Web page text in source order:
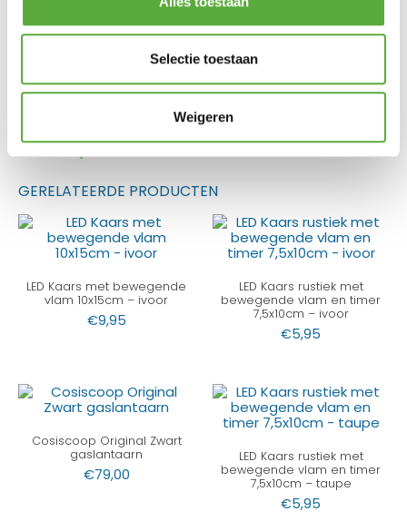
Selectie toestaan
Weigeren
Durasonic 10 stuks AA
alkaline batterij
Gratis verzending vanaf €250,-*
GERELATEERDE PRODUCTEN
LED Kaars met bewegende
vlam 10x15cm – ivoor
€9,95
LED Kaars rustiek met
bewegende vlam en timer
7,5x10cm – ivoor
€5,95
Cosiscoop Original Zwart
gaslantaarn
€79,00
LED Kaars rustiek met
bewegende vlam en timer
7,5x10cm – taupe
€5,95